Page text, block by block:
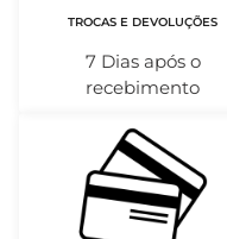
TROCAS E DEVOLUÇÕES
7 Dias após o
recebimento